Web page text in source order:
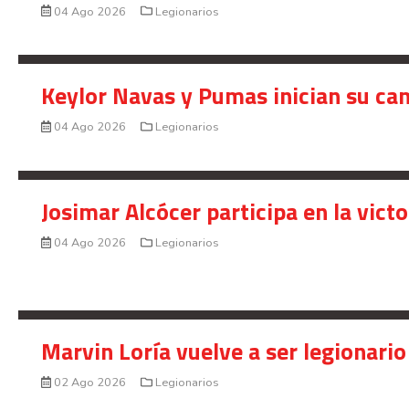
04 Ago 2026 Legionarios
Keylor Navas y Pumas inician su
04 Ago 2026 Legionarios
Josimar Alcócer participa en la
04 Ago 2026 Legionarios
Marvin Loría vuelve a ser
02 Ago 2026 Legionarios